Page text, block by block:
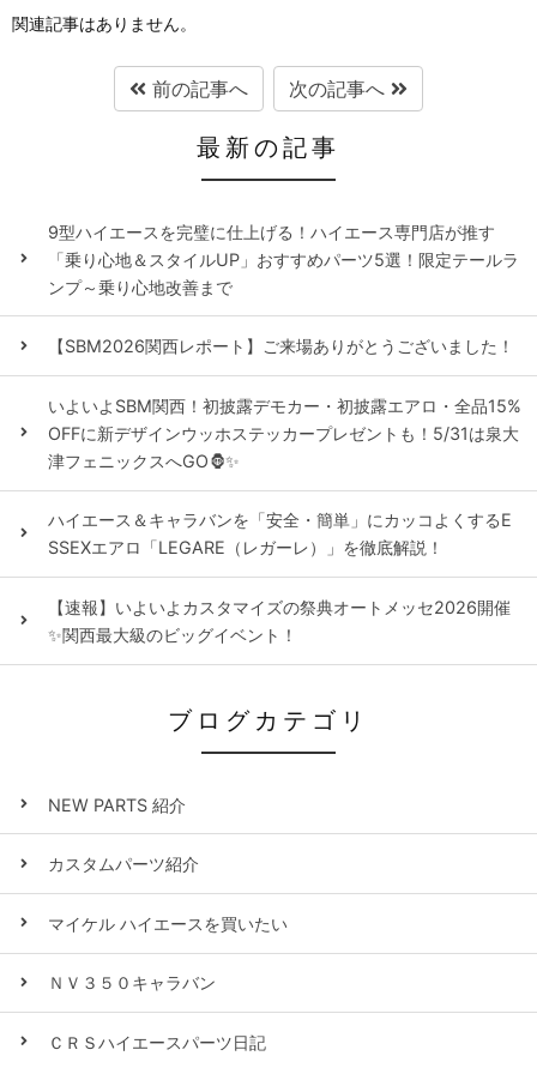
関連記事はありません。
前の記事へ 次の記事へ
最新の記事
9型ハイエースを完璧に仕上げる！ハイエース専門店が推す
「乗り心地＆スタイルUP」おすすめパーツ5選！限定テールラ
ンプ～乗り心地改善まで
【SBM2026関西レポート】ご来場ありがとうございました！
いよいよSBM関西！初披露デモカー・初披露エアロ・全品15%
OFFに新デザインウッホステッカープレゼントも！5/31は泉大
津フェニックスへGO🦍✨
ハイエース＆キャラバンを「安全・簡単」にカッコよくするE
SSEXエアロ「LEGARE（レガーレ）」を徹底解説！
【速報】いよいよカスタマイズの祭典オートメッセ2026開催
✨関西最大級のビッグイベント！
ブログカテゴリ
NEW PARTS 紹介
カスタムパーツ紹介
マイケル ハイエースを買いたい
ＮＶ３５０キャラバン
ＣＲＳハイエースパーツ日記